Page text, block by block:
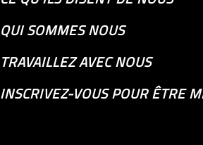
QUI SOMMES NOUS
TRAVAILLEZ AVEC NOUS
INSCRIVEZ-VOUS POUR ÊTRE